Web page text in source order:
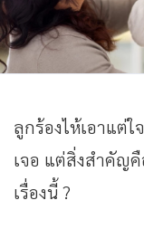
ลูกร้องไห้เอาแต่
เจอ แต่สิ่งสำคัญ
เรื่องนี้ ?